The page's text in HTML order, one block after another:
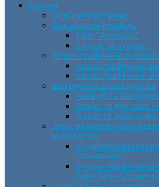
Гуртки
Освітня програма
Вокальний профіль
СВМ “Антарес”
Студія “Вікторія”
Хореографічний профіль
Хореографічний
Хореографічний
Інструментальна музика
Ансамбль
Оркестр духових
Оркестр народних
Декоративно-
мистецтво
Cтудія
“Соняшник”
Студія
прикладного